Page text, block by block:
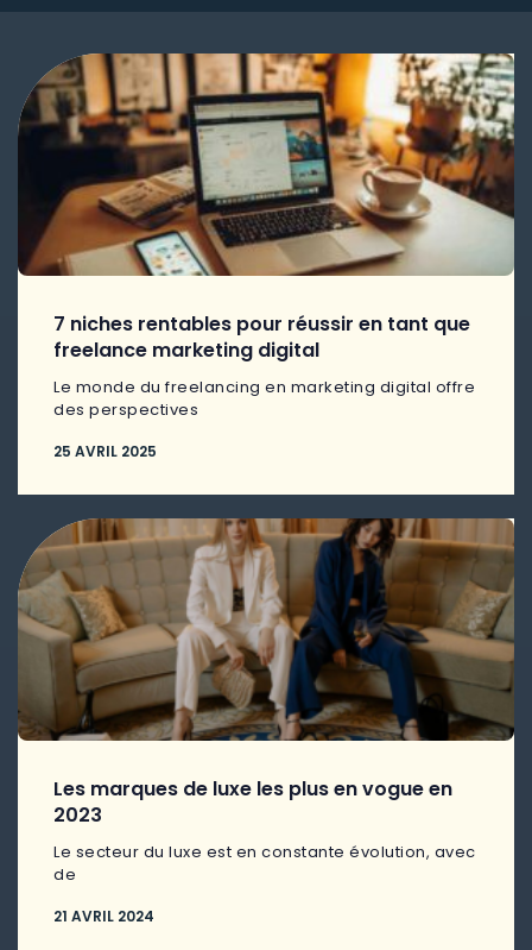
7 niches rentables pour réussir en tant que
freelance marketing digital
Le monde du freelancing en marketing digital offre
des perspectives
25 AVRIL 2025
Les marques de luxe les plus en vogue en
2023
Le secteur du luxe est en constante évolution, avec
de
21 AVRIL 2024